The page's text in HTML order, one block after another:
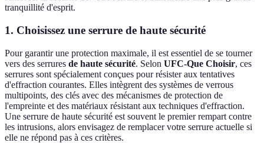
tranquillité d'esprit.
1. Choisissez une serrure de haute sécurité
Pour garantir une protection maximale, il est essentiel de se tourner
vers des serrures de haute sécurité. Selon UFC-Que Choisir, ces
serrures sont spécialement conçues pour résister aux tentatives
d'effraction courantes. Elles intègrent des systèmes de verrous
multipoints, des clés avec des mécanismes de protection de
l'empreinte et des matériaux résistant aux techniques d'effraction.
Une serrure de haute sécurité est souvent le premier rempart contre
les intrusions, alors envisagez de remplacer votre serrure actuelle si
elle ne répond pas à ces critères.